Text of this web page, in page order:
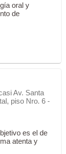
oral y
de
Av. Santa
piso Nro. 6 -
es el de
atenta y